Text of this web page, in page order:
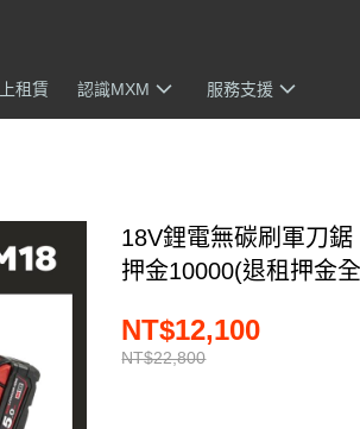
租賃 認識MXM 服務支援
18V鋰電無碳刷軍刀
押金10000(退租押金
NT$22,800
NT$12,100